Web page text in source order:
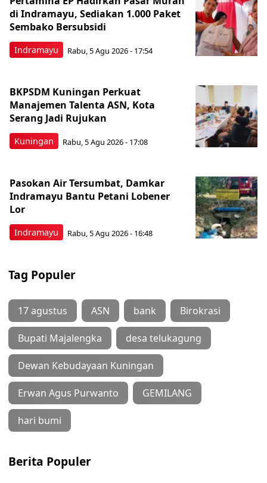
Indramayu
di Indramayu, Sediakan 1.000 Paket
Sembako Bersubsidi
Rabu, 5 Agu 2026 - 17:54
Kuningan
BKPSDM Kuningan Perkuat
Manajemen Talenta ASN, Kota
Serang Jadi Rujukan
Rabu, 5 Agu 2026 - 17:08
Indramayu
Pasokan Air Tersumbat, Damkar
Indramayu Bantu Petani Lobener
Lor
Rabu, 5 Agu 2026 - 16:48
Tag Populer
17 agustus ASN bank Birokrasi
Bupati Majalengka desa telukagung
Dewan Kebudayaan Kuningan
Erwan Agus Purwanto GEMILANG
hari bumi
Berita Populer